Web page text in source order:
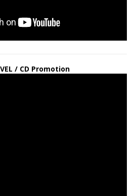
/ CD Promotion